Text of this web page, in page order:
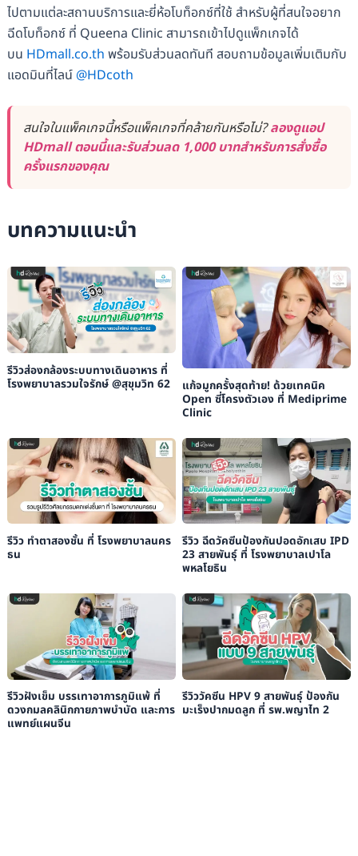
ไปตามแต่ละสถานบริการและยี่ห้อโบท็อกซ์ที่ใช้ สำหรับผู้ที่สนใจอยาก
ฉีดโบท็อกซ์ ที่ Queena Clinic สามารถเข้าไปดูแพ็กเกจได้
บน HDmall.co.th พร้อมรับส่วนลดทันที สอบถามข้อมูลเพิ่มเติมกับ
แอดมินที่ไลน์ @HDcoth
สนใจในแพ็คเกจนี้หรือแพ็คเกจที่คล้ายกันหรือไม่?ลองดูแอป
HDmall ตอนนี้และรับส่วนลด 1,000 บาทสำหรับการสั่งซื้อ
ครั้งแรกของคุณ
บทความแนะนำ
รีวิวส่องกล้องระบบทางเดินอาหาร ที่
โรงพยาบาลรวมใจรักษ์ @สุขุมวิท 62
แก้จมูกครั้งสุดท้าย! ด้วยเทคนิค
Open ซี่โครงตัวเอง ที่ Mediprime
Clinic
รีวิว ทำตาสองชั้น ที่ โรงพยาบาลนคร
ธน
รีวิว ฉีดวัคซีนป้องกันปอดอักเสบ IPD
23 สายพันธุ์ ที่ โรงพยาบาลเปาโล
พหลโยธิน
รีวิวฝังเข็ม บรรเทาอาการภูมิแพ้ ที่
ดวงกมลคลินิกกายภาพบำบัด และการ
แพทย์แผนจีน
รีวิววัคซีน HPV 9 สายพันธุ์ ป้องกัน
มะเร็งปากมดลูก ที่ รพ.พญาไท 2